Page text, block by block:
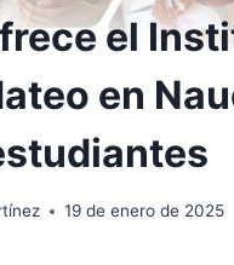
el
en
19 de enero de 2025